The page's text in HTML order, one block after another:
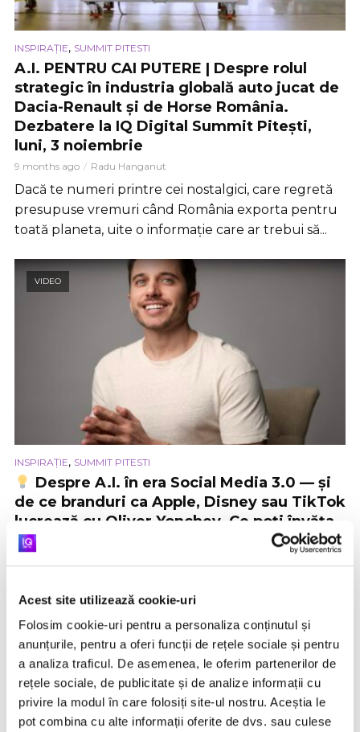
Acest site utilizează cookie-uri
Folosim cookie-uri pentru a personaliza conținutul și
anunțurile, pentru a oferi funcții de rețele sociale și pentru
a analiza traficul. De asemenea, le oferim partenerilor de
rețele sociale, de publicitate și de analize informații cu
privire la modul în care folosiți site-ul nostru. Aceștia le
pot combina cu alte informații oferite de dvs. sau culese
INSPIRAȚIE, SUMMIT PITESTI
A.I. PENTRU CAI PUTERE | Despre rolul
strategic în industria globală auto jucat de
Dacia-Renault și de Horse România.
Dezbatere la IQ Digital Summit Pitești,
luni, 3 noiembrie
9 months ago Radu Hanganut
Dacă te numeri printre cei nostalgici, care regretă
presupuse vremuri când România exporta pentru
toată planeta, uite o informație care ar trebui să...
VIDEO
INSPIRAȚIE, SUMMIT PITESTI
Despre A.I. în era Social Media 3.0 — și
de ce branduri ca Apple, Disney sau TikTok
lucrează cu Oliver Yonchev. Ce poți învăța
de la expertul britanic în comunicare la IQ
Poți „îmblânzi” algoritmii astfel încât să
lucreze pentru tine, nu împotriva ta? Oliver
Yonchev, unul dintre cei mai apreciați experți...
VIDEO